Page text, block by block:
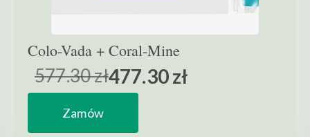
Colo-Vada + Coral-Mine
577.30 zł477.30 zł
Zamów